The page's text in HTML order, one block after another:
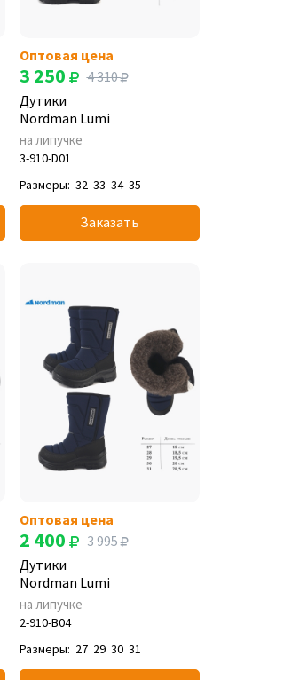
Оптовая цена
3 250
4 310
Дутики
Nordman Lumi
на липучке
3-910-D01
Размеры: 32 33 34 35
Заказать
Оптовая цена
2 400
3 995
Дутики
Nordman Lumi
на липучке
2-910-B04
Размеры: 27 29 30 31